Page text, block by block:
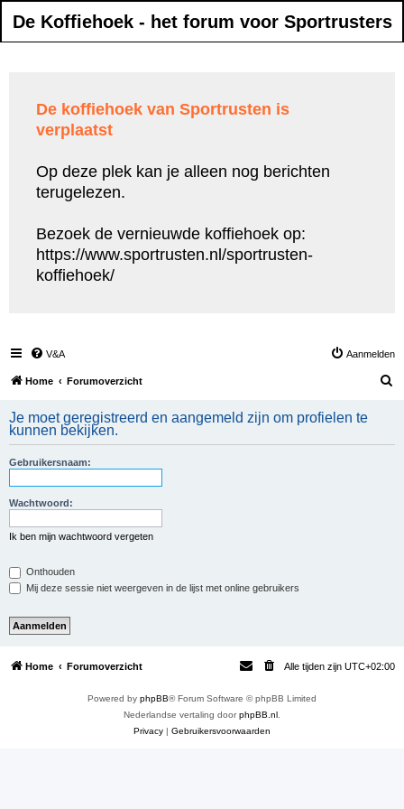
De Koffiehoek - het forum voor Sportrusters
De koffiehoek van Sportrusten is
verplaatst
Op deze plek kan je alleen nog berichten
terugelezen.
Bezoek de vernieuwde koffiehoek op:
https://www.sportrusten.nl/sportrusten-
koffiehoek/
V&A Aanmelden
Home Forumoverzicht
k
Je moet geregistreerd en aangemeld zijn om profielen te
kunnen bekijken.
Gebruikersnaam:
Wachtwoord:
Ik ben mijn wachtwoord vergeten
Onthouden
Mij deze sessie niet weergeven in de lijst met online gebruikers
Home Forumoverzicht Alle tijden zijn UTC+02:00
Powered by phpBB® Forum Software © phpBB Limited
Nederlandse vertaling doorphpBB.nl.
Privacy | Gebruikersvoorwaarden